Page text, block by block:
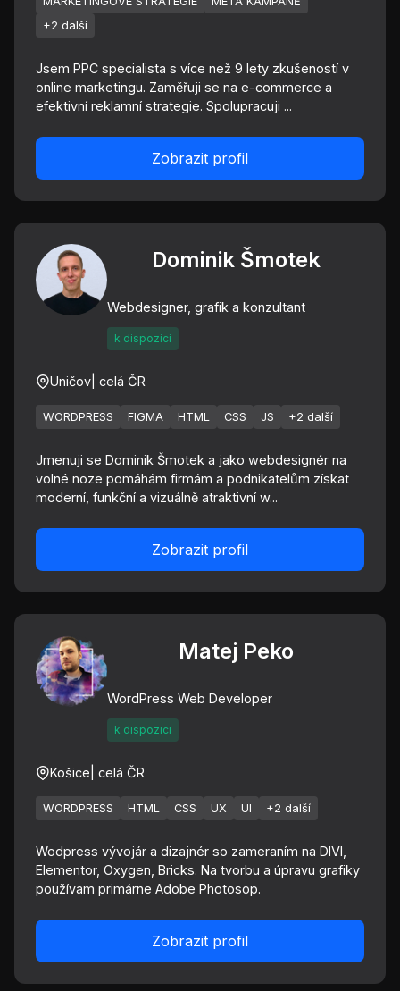
+2 další
Jsem PPC specialista s více než 9 lety zkušeností v
online marketingu. Zaměřuji se na e-commerce a
efektivní reklamní strategie. Spolupracuji ...
Zobrazit profil
Dominik Šmotek
Webdesigner, grafik a konzultant
k dispozici
Uničov | celá ČR
WORDPRESS FIGMA HTML CSS JS +2 další
Jmenuji se Dominik Šmotek a jako webdesignér na
volné noze pomáhám firmám a podnikatelům získat
moderní, funkční a vizuálně atraktivní w...
Zobrazit profil
Matej Peko
WordPress Web Developer
k dispozici
Košice | celá ČR
WORDPRESS HTML CSS UX UI +2 další
Wodpress vývojár a dizajnér so zameraním na DIVI,
Elementor, Oxygen, Bricks. Na tvorbu a úpravu grafiky
používam primárne Adobe Photosop.
Zobrazit profil